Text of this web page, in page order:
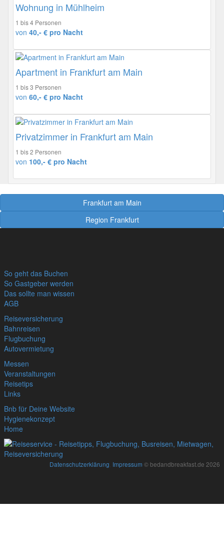
Wohnung in Mühlheim
1 bis 4 Personen
von 40,- € pro Nacht
Apartment in Frankfurt am Main
1 bis 3 Personen
von 60,- € pro Nacht
Privatzimmer in Frankfurt am Main
1 bis 2 Personen
von 100,- € pro Nacht
Frankfurt am Main
Region Frankfurt
So geht das Buchen
So Gastgeber werden
Das sollte man wissen
AGB
Reiseversicherung
Bahnreisen
Flugbuchung
Autovermietung
Messen
Veranstaltungen
Reisetips
Links
Bnb für Deine Website
Hygienekonzept
Home
Datenschutzerklärung Impressum © bedandbreakfast.de 2026